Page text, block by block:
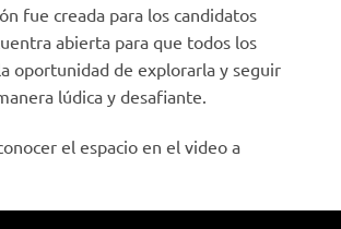
fue creada para los candidatos
abierta para que todos los
oportunidad de explorarla y seguir
lúdica y desafiante.
el espacio en el video a